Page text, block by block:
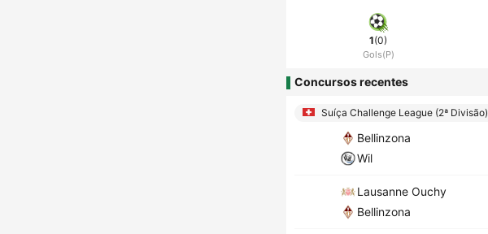
1(0)
Gols(P)
Concursos recentes
Suíça Challenge League (2ª Divisão)
Bellinzona
Wil
Lausanne Ouchy
Bellinzona